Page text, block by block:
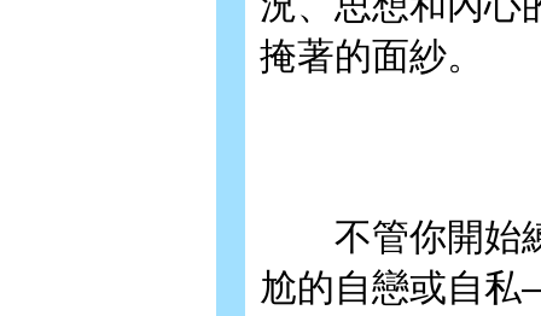
掩著的面紗。
不管你開始練
尬的自戀或自